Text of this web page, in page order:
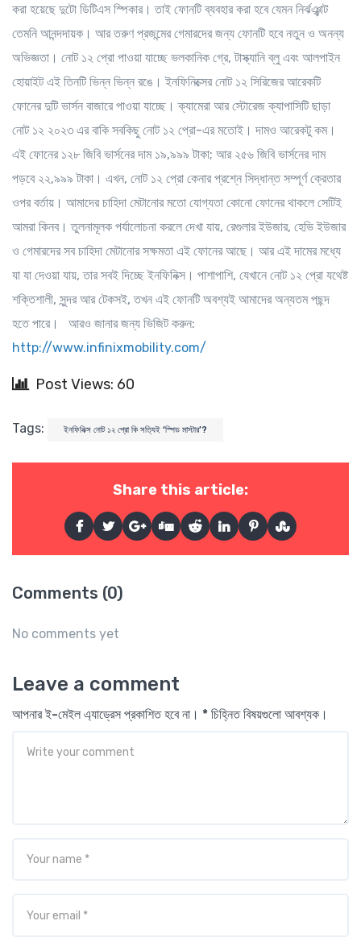
করা হয়েছে দুটো ডিটিএস স্পিকার। তাই ফোনটি ব্যবহার করা হবে যেমন নির্ঝঞ্ঝাট
তেমনি আনন্দদায়ক। আর তরুণ প্রজন্মের গেমারদের জন্য ফোনটি হবে নতুন ও অনন্য
অভিজ্ঞতা। নোট ১২ প্রো পাওয়া যাচ্ছে ভলকানিক গ্রে, টাস্ক্যানি ব্লু এবং আলপাইন
হোয়াইট এই তিনটি ভিন্ন ভিন্ন রঙে। ইনফিনিক্সের নোট ১২ সিরিজের আরেকটি
ফোনের দুটি ভার্সন বাজারে পাওয়া যাচ্ছে। ক্যামেরা আর স্টোরেজ ক্যাপাসিটি ছাড়া
নোট ১২ ২০২৩ এর বাকি সবকিছু নোট ১২ প্রো-এর মতোই। দামও আরেকটু কম।
এই ফোনের ১২৮ জিবি ভার্সনের দাম ১৯,৯৯৯ টাকা; আর ২৫৬ জিবি ভার্সনের দাম
পড়বে ২২,৯৯৯ টাকা। এখন, নোট ১২ প্রো কেনার প্রশ্নে সিদ্ধান্ত সম্পূর্ণ ক্রেতার
ওপর বর্তায়। আমাদের চাহিদা মেটানোর মতো যোগ্যতা কোনো ফোনের থাকলে সেটিই
আমরা কিনব। তুলনামূলক পর্যালোচনা করলে দেখা যায়, রেগুলার ইউজার, হেভি ইউজার
ও গেমারদের সব চাহিদা মেটানোর সক্ষমতা এই ফোনের আছে। আর এই দামের মধ্যে
যা যা দেওয়া যায়, তার সবই দিচ্ছে ইনফিনিক্স। পাশাপাশি, যেখানে নোট ১২ প্রো যথেষ্ট
শক্তিশালী, সুন্দর আর টেকসই, তখন এই ফোনটি অবশ্যই আমাদের অন্যতম পছন্দ
হতে পারে। আরও জানার জন্য ভিজিট করুন:
http://www.infinixmobility.com/
Post Views: 60
Tags: ইনফিনিক্স নোট ১২ প্রো কি সত্যিই ‘স্পিড মাস্টার’?
Share this article:
Comments (0)
No comments yet
Leave a comment
আপনার ই-মেইল এ্যাড্রেস প্রকাশিত হবে না। * চিহ্নিত বিষয়গুলো আবশ্যক।